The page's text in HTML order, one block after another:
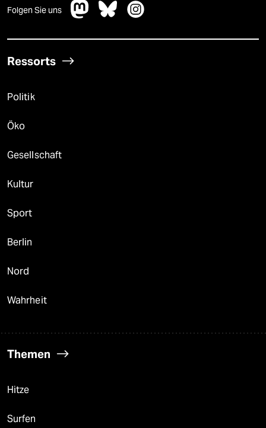
Folgen Sie uns
Ressorts
Politik
Öko
Gesellschaft
Kultur
Sport
Berlin
Nord
Wahrheit
Themen
Hitze
Surfen